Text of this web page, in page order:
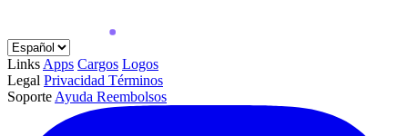
LinksApps Cargos Logos
Legal Privacidad Términos
SoporteAyuda Reembolsos